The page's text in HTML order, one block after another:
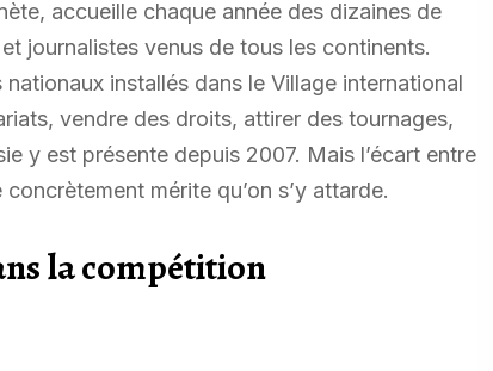
accueille chaque année des dizaines de
journalistes venus de tous les continents.
installés dans le Village international
vendre des droits, attirer des tournages,
y est présente depuis 2007. Mais l’écart entre
mérite qu’on s’y attarde.
la compétition